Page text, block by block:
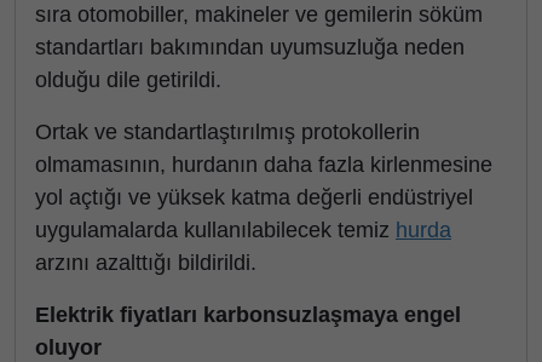
sıra otomobiller, makineler ve gemilerin söküm
standartları bakımından uyumsuzluğa neden
olduğu dile getirildi.
Ortak ve standartlaştırılmış protokollerin
olmamasının, hurdanın daha fazla kirlenmesine
yol açtığı ve yüksek katma değerli endüstriyel
uygulamalarda kullanılabilecek temiz hurda
arzını azalttığı bildirildi.
Elektrik fiyatları karbonsuzlaşmaya engel
oluyor